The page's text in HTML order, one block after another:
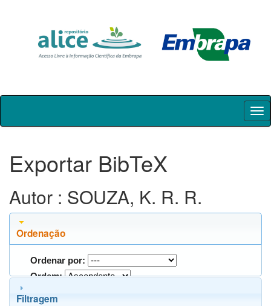
Skip
Exportar BibTeX
Autor : SOUZA, K. R. R.
Ordenação
Ordenar por:
Ordem:
Filtragem